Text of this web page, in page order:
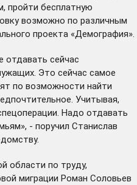
пройти бесплатную
возможно по различным
проекта «Демография».
отдавать сейчас
Это сейчас самое
по возможности найти
Учитывая,
Надо отдавать
- поручил Станислав
области по труду,
миграции Роман Соловьев